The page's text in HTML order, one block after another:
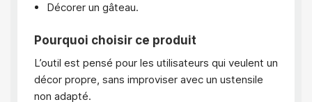
Décorer un gâteau.
Pourquoi choisir ce produit
L’outil est pensé pour les utilisateurs qui veulent un
décor propre, sans improviser avec un ustensile
non adapté.